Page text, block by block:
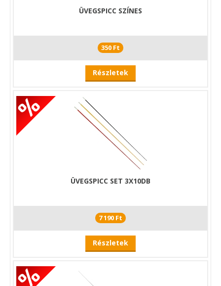
ÜVEGSPICC SZÍNES
350 Ft
Részletek
ÜVEGSPICC SET 3X10DB
7 190 Ft
Részletek